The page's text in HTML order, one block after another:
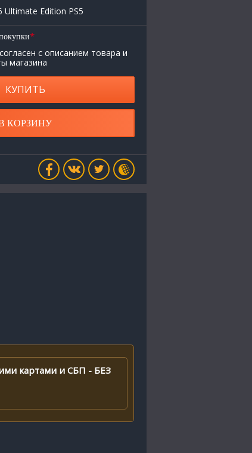
Edition PS5
*
с описанием товара и
магазина
КУПИТЬ
КОРЗИНУ
картами и СБП - БЕЗ